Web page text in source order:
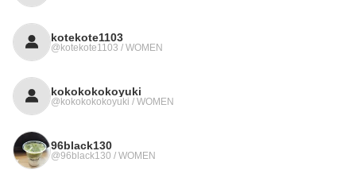
kotekote1103
@kotekote1103 / WOMEN
kokokokokoyuki
@kokokokokoyuki / WOMEN
96black130
@96black130 / WOMEN